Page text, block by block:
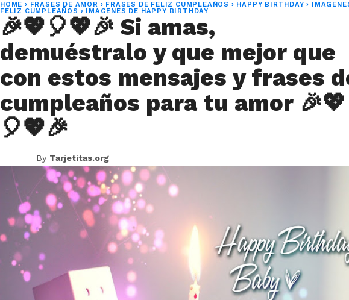
HOME › FRASES DE AMOR › FRASES DE FELIZ CUMPLEAÑOS › HAPPY BIRTHDAY ›
FELIZ CUMPLEAÑOS › IMAGENES DE HAPPY BIRTHDAY
🎉💖🎈💖🎉 Si amas,
demuéstralo y que mejor que
con estos mensajes y frases
cumpleaños para tu amor 🎉💖
🎈💖🎉
By Tarjetitas.org